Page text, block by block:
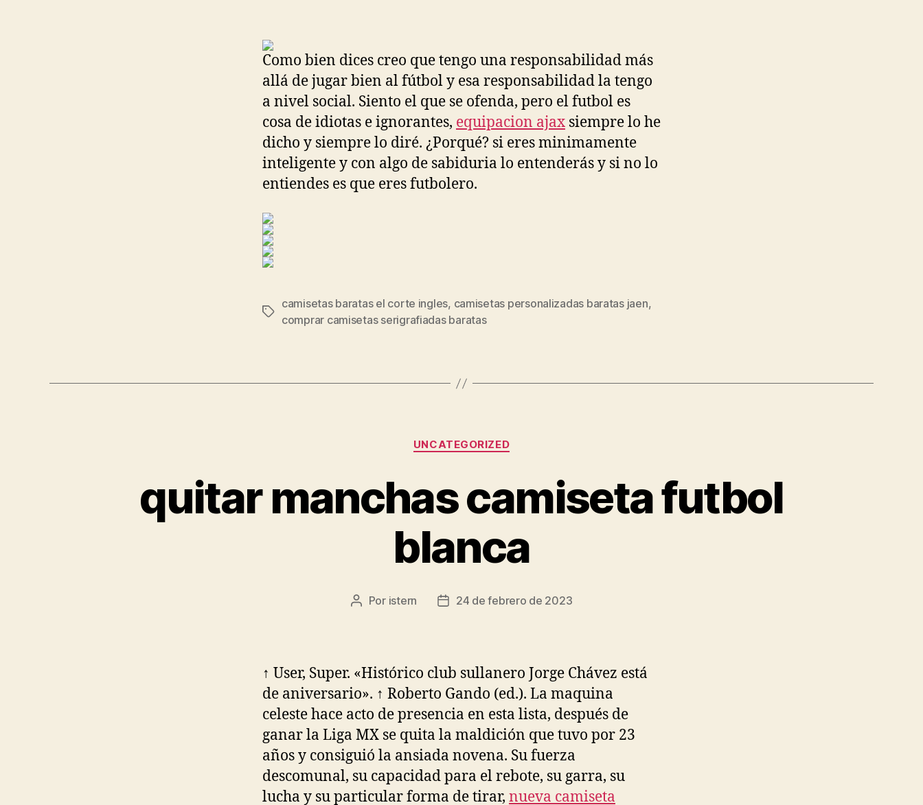
Como bien dices creo que tengo una responsabilidad más
allá de jugar bien al fútbol y esa responsabilidad la tengo
a nivel social. Siento el que se ofenda, pero el futbol es
cosa de idiotas e ignorantes, equipacion ajax siempre lo he
dicho y siempre lo diré. ¿Porqué? si eres minimamente
inteligente y con algo de sabiduria lo entenderás y si no lo
entiendes es que eres futbolero.
Etiquetas
camisetas baratas el corte ingles, camisetas personalizadas baratas jaen,
comprar camisetas serigrafiadas baratas
Categorías
UNCATEGORIZED
quitar manchas camiseta futbol
blanca
Autor
Por istern
Fecha24 de febrero de 2023
↑ User, Super. «Histórico club sullanero Jorge Chávez está
de aniversario». ↑ Roberto Gando (ed.). La maquina
celeste hace acto de presencia en esta lista, después de
ganar la Liga MX se quita la maldición que tuvo por 23
años y consiguió la ansiada novena. Su fuerza
descomunal, su capacidad para el rebote, su garra, su
lucha y su particular forma de tirar, nueva camiseta